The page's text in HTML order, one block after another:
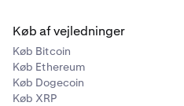
Køb af vejledninger
Køb Bitcoin
Køb Ethereum
Køb Dogecoin
Køb XRP